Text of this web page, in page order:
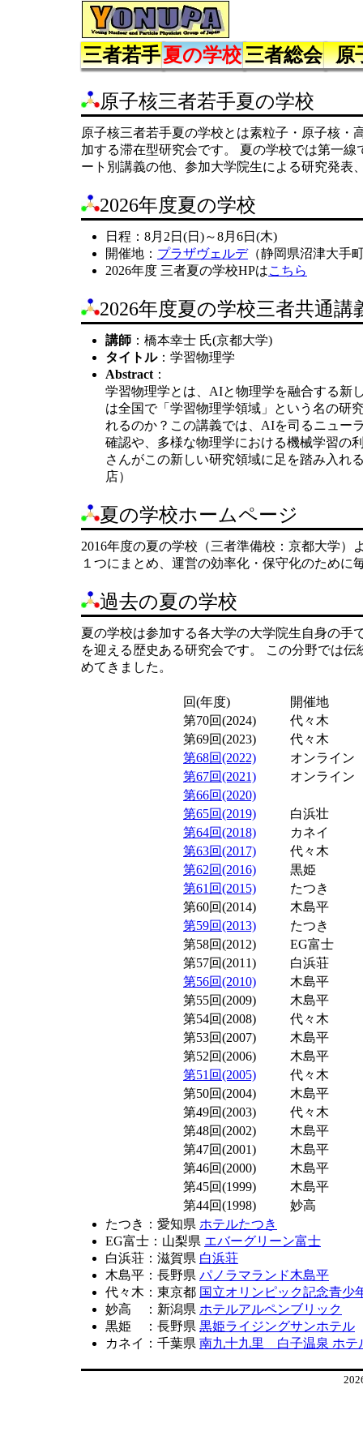
三者若手夏の学校三者総会 原
原子核三者若手夏の学校
原子核三者若手夏の学校とは素粒子・原子核・
加する滞在型研究会です。 夏の学校では第一
ート別講義の他、参加大学院生による研究発表
2026年度夏の学校
日程：8月2日(日)～8月6日(木)
開催地： プラザヴェルデ（静岡県沼津大手
2026年度 三者夏の学校HPはこちら
2026年度夏の学校三者共通講
講師 ：橋本幸士 氏(京都大学)
タイトル：学習物理学
Abstract ：
学習物理学とは、AIと物理学を融合する新
は全国で「学習物理学領域」という名の研
れるのか？この講義では、AIを司るニュー
確認や、多様な物理学における機械学習の
さんがこの新しい研究領域に足を踏み入れ
店）
夏の学校ホームページ
2016年度の夏の学校（三者準備校：京都大学
１つにまとめ、運営の効率化・保守化のため
過去の夏の学校
夏の学校は参加する各大学の大学院生自身の手
を迎える歴史ある研究会です。 この分野では
めてきました。
回(年度)
開催地
第70回(2024)
代々木
第69回(2023)
代々木
第68回(2022)
オンライン
第67回(2021)
オンライン
第66回(2020)
第65回(2019)
白浜壮
第64回(2018)
カネイ
第63回(2017)
代々木
第62回(2016)
黒姫
第61回(2015)
たつき
第60回(2014)
木島平
第59回(2013)
たつき
第58回(2012)
EG富士
第57回(2011)
白浜荘
第56回(2010)
木島平
第55回(2009)
木島平
第54回(2008)
代々木
第53回(2007)
木島平
第52回(2006)
木島平
第51回(2005)
代々木
第50回(2004)
木島平
第49回(2003)
代々木
第48回(2002)
木島平
第47回(2001)
木島平
第46回(2000)
木島平
第45回(1999)
木島平
第44回(1998)
妙高
たつき：愛知県 ホテルたつき
EG富士：山梨県 エバーグリーン富士
白浜荘：滋賀県 白浜荘
木島平：長野県 パノラマランド木島平
代々木：東京都 国立オリンピック記念青少
妙高 ：新潟県 ホテルアルペンブリック
黒姫 ：長野県 黒姫ライジングサンホテル
カネイ：千葉県 南九十九里 白子温泉 ホテ